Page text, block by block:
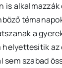
is
a
az
sem szabad